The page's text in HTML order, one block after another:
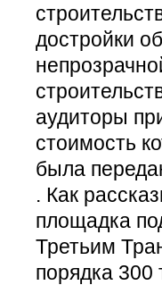
достройки
аудиторы
стоимость
была
. Как
площадка
Третьим
порядка 300